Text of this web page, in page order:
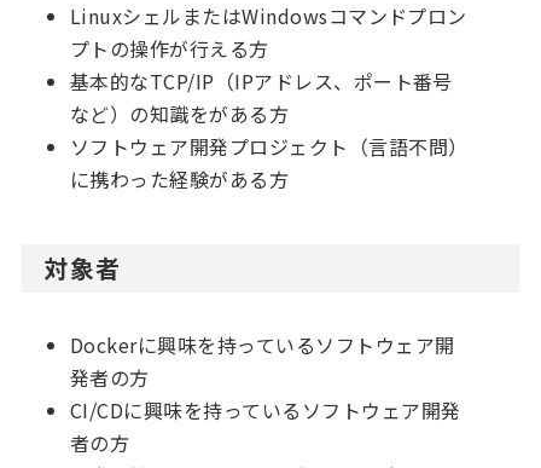
LinuxシェルまたはWindowsコマンドプロン
プトの操作が行える方
基本的なTCP/IP（IPアドレス、ポート番号
など）の知識をがある方
ソフトウェア開発プロジェクト（言語不問）
に携わった経験がある方
対象者
Dockerに興味を持っているソフトウェア開
発者の方
CI/CDに興味を持っているソフトウェア開発
者の方